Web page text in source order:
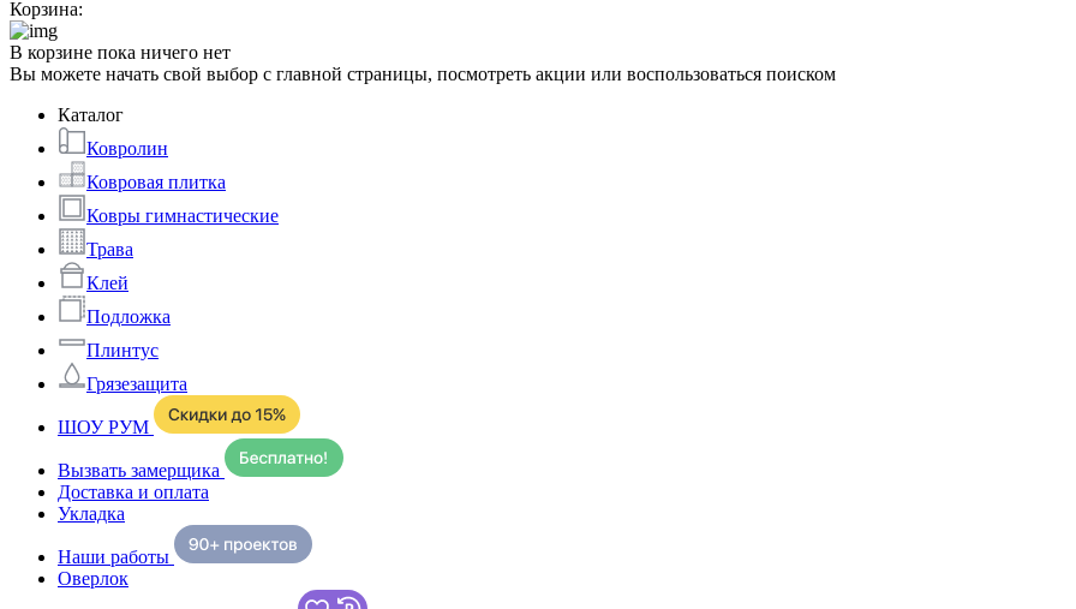
Корзина:
В корзине пока ничего нет
Вы можете начать свой выбор с главной страницы, посмотреть акции или воспользоваться поиском
Каталог
Ковролин
Ковровая плитка
Ковры гимнастические
Трава
Клей
Подложка
Плинтус
Грязезащита
ШОУ РУМ
Вызвать замерщика
Доставка и оплата
Укладка
Наши работы
Оверлок